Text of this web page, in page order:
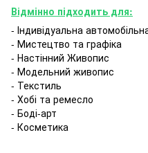
Відмінно підходить для:
- Індивідуальна
- Мистецтво та графіка
- Настінний Живопис
- Модельний живопис
- Текстиль
- Хобі та ремесло
- Боді-арт
- Косметика